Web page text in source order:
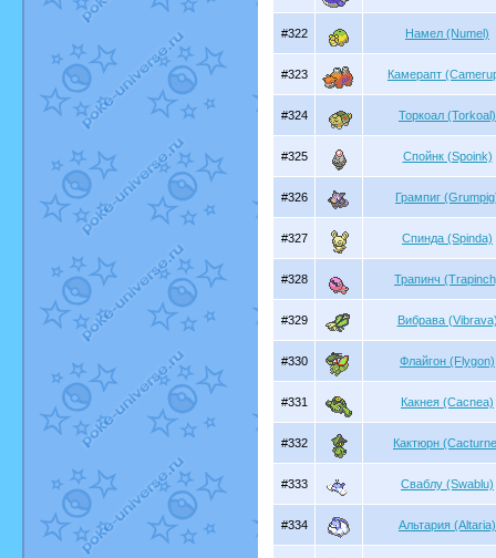
#322 Намел (Numel)
#323 Камерапт
#324 Торкоал (Torkoal)
#325 Спойнк (Spoink)
#326 Грампиг
#327 Спинда (Spinda)
#328 Трапинч
#329 Вибрава
#330 Флайгон (Flygon)
#331 Какнея (Cacnea)
#332 Кактюрн
#333 Сваблу (Swablu)
#334 Альтария (Altaria)